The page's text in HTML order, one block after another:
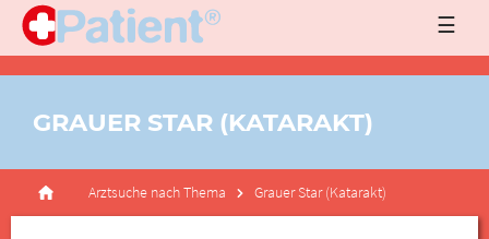
☰
GRAUER STAR (KATARAKT)
Arztsuche nach Thema Grauer Star (Katarakt)